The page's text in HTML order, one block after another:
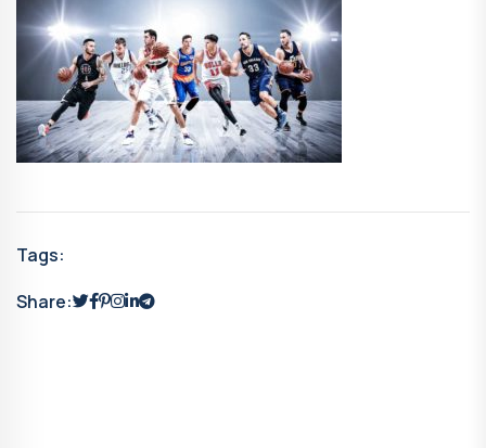
Tags:
Share: